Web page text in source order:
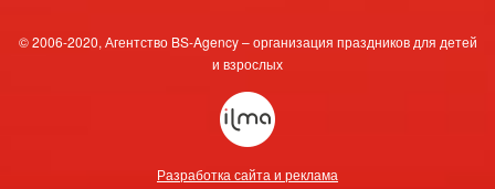
© 2006-2020, Агентство BS-Agency – организация праздников для детей
и взрослых
Разработка сайта и реклама